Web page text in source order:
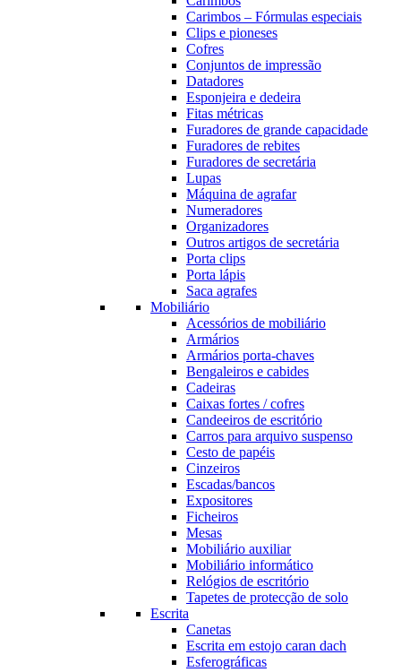
Carimbos – Fórmulas especiais
Clips e pioneses
Cofres
Conjuntos de impressão
Datadores
Esponjeira e dedeira
Fitas métricas
Furadores de grande capacidade
Furadores de rebites
Furadores de secretária
Lupas
Máquina de agrafar
Numeradores
Organizadores
Outros artigos de secretária
Porta clips
Porta lápis
Saca agrafes
Mobiliário
Acessórios de mobiliário
Armários
Armários porta-chaves
Bengaleiros e cabides
Cadeiras
Caixas fortes / cofres
Candeeiros de escritório
Carros para arquivo suspenso
Cesto de papéis
Cinzeiros
Escadas/bancos
Expositores
Ficheiros
Mesas
Mobiliário auxiliar
Mobiliário informático
Relógios de escritório
Tapetes de protecção de solo
Escrita
Canetas
Escrita em estojo caran dach
Esferográficas